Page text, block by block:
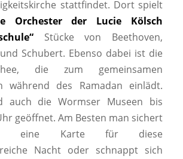
stattfindet. Dort spielt
Orchester der Lucie Kölsch
Stücke von Beethoven,
Schubert. Ebenso dabei ist die
die zum gemeinsamen
während des Ramadan einlädt.
auch die Wormser Museen bis
geöffnet. Am Besten man sichert
eine Karte für diese
Nacht oder schnappt sich